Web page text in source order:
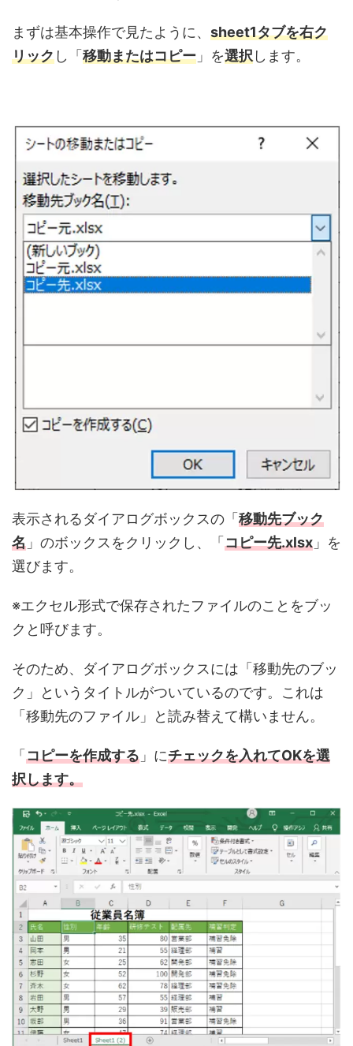
まずは基本操作で見たように、 sheet1タブを右ク
リックし「 移動またはコピー 」を選択します。
表示されるダイアログボックスの「 移動先ブック
名 」のボックスをクリックし、「 コピー先.xlsx 」を
選びます。
※エクセル形式で保存されたファイルのことをブッ
クと呼びます。
そのため、ダイアログボックスには「移動先のブッ
ク」というタイトルがついているのです。これは
「移動先のファイル」と読み替えて構いません。
「 コピーを作成する 」にチェックを入れてOKを選
択します。